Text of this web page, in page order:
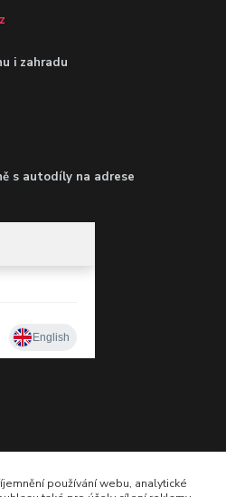
i zahradu
s autodíly na adrese
používání webu, analytické